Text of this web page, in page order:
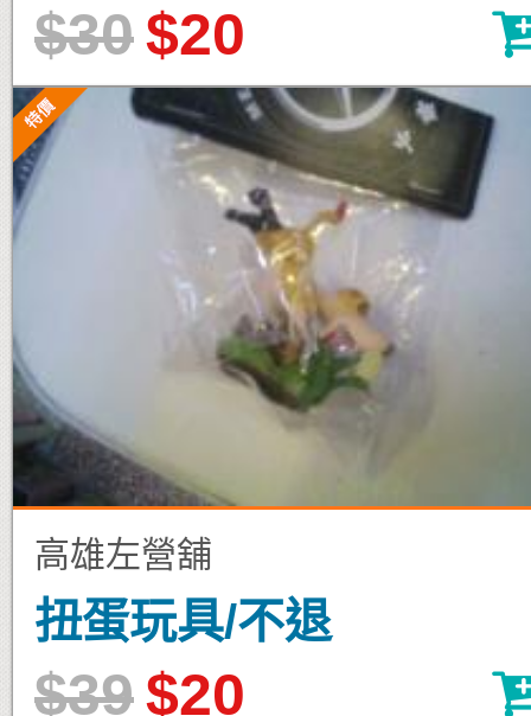
$30$20
高雄左營舖
扭蛋玩具/不退
$39$20